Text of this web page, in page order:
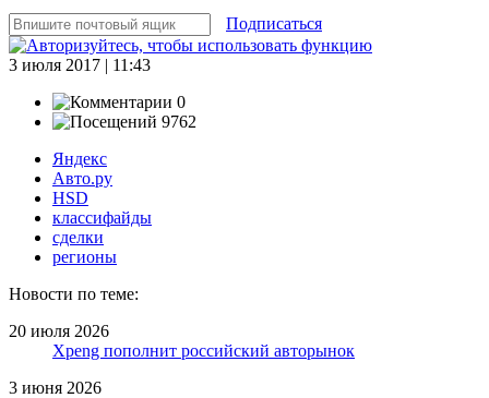
Подписаться
3 июля 2017 | 11:43
0
9762
Яндекс
Авто.ру
HSD
классифайды
сделки
регионы
Новости по теме:
20 июля 2026
Xpeng пополнит российский авторынок
3 июня 2026